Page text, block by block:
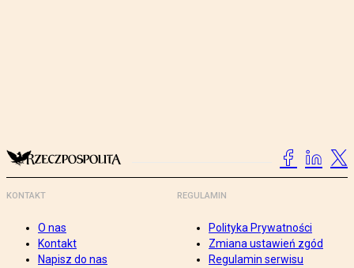
KONTAKT
O nas
Kontakt
Napisz do nas
REGULAMIN
Polityka Prywatności
Zmiana ustawień zgód
Regulamin serwisu